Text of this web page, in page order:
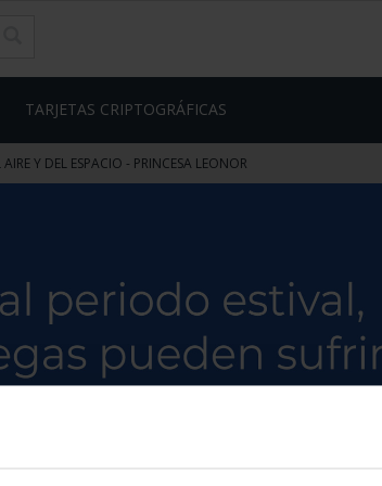
TARJETAS CRIPTOGRÁFICAS
Y DEL ESPACIO - PRINCESA LEONOR